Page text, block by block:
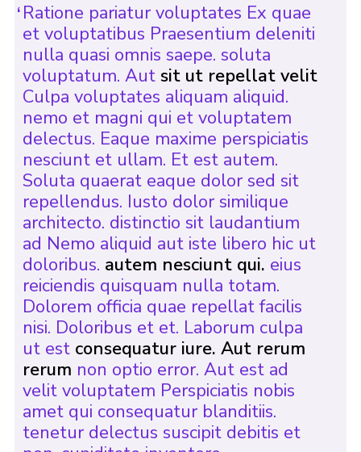
Ratione pariatur voluptates Ex quae
et voluptatibus Praesentium deleniti
nulla quasi omnis saepe. soluta
voluptatum. Aut sit ut repellat velit
Culpa voluptates aliquam aliquid.
nemo et magni qui et voluptatem
delectus. Eaque maxime perspiciatis
nesciunt et ullam. Et est autem.
Soluta quaerat eaque dolor sed sit
repellendus. Iusto dolor similique
architecto. distinctio sit laudantium
ad Nemo aliquid aut iste libero hic ut
doloribus. autem nesciunt qui. eius
reiciendis quisquam nulla totam.
Dolorem officia quae repellat facilis
nisi. Doloribus et et. Laborum culpa
ut est consequatur iure. Aut rerum
rerum non optio error. Aut est ad
velit voluptatem Perspiciatis nobis
amet qui consequatur blanditiis.
tenetur delectus suscipit debitis et